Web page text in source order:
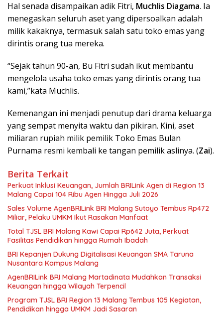
Hal senada disampaikan adik Fitri, Muchlis Diagama. Ia
menegaskan seluruh aset yang dipersoalkan adalah
milik kakaknya, termasuk salah satu toko emas yang
dirintis orang tua mereka.
“Sejak tahun 90-an, Bu Fitri sudah ikut membantu
mengelola usaha toko emas yang dirintis orang tua
kami,”kata Muchlis.
Kemenangan ini menjadi penutup dari drama keluarga
yang sempat menyita waktu dan pikiran. Kini, aset
miliaran rupiah milik pemilik Toko Emas Bulan
Purnama resmi kembali ke tangan pemilik aslinya. (Zai).
Berita Terkait
Perkuat Inklusi Keuangan, Jumlah BRILink Agen di Region 13
Malang Capai 104 Ribu Agen Hingga Juli 2026
Sales Volume AgenBRILink BRI Malang Sutoyo Tembus Rp472
Miliar, Pelaku UMKM Ikut Rasakan Manfaat
Total TJSL BRI Malang Kawi Capai Rp642 Juta, Perkuat
Fasilitas Pendidikan hingga Rumah Ibadah
BRI Kepanjen Dukung Digitalisasi Keuangan SMA Taruna
Nusantara Kampus Malang
AgenBRILink BRI Malang Martadinata Mudahkan Transaksi
Keuangan hingga Wilayah Terpencil
Program TJSL BRI Region 13 Malang Tembus 105 Kegiatan,
Pendidikan hingga UMKM Jadi Sasaran